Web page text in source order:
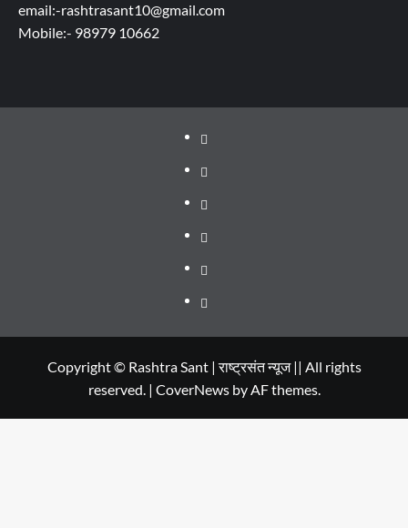
email:-rashtrasant10@gmail.com
Mobile:- 98979 10662
About
WEB
SERIES
TO
Dehradun
Smart
City
Life
in
Dehradun
Places
to
in
Dehradun
सम्पर्क
Copyright © Rashtra Sant | राष्ट्रसंत न्यूज || All rights
reserved. | CoverNewsby AF themes.